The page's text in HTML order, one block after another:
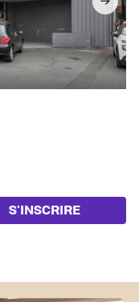
S'INSCRIRE